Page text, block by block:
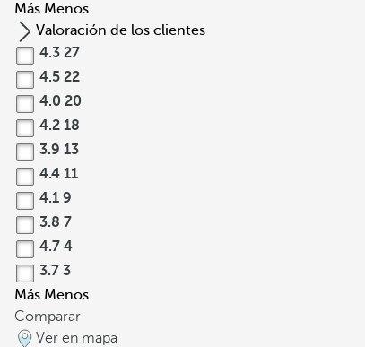
Más Menos
Valoración de los clientes
4.3 27
4.5 22
4.0 20
4.2 18
3.9 13
4.4 11
4.1 9
3.8 7
4.7 4
3.7 3
Más Menos
Comparar
Ver en mapa